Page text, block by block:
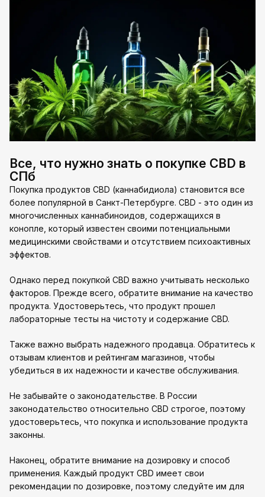
Все, что нужно знать о покупке CBD в
СПб
Покупка продуктов CBD (каннабидиола) становится все
более популярной в Санкт-Петербурге. CBD - это один из
многочисленных каннабиноидов, содержащихся в
конопле, который известен своими потенциальными
медицинскими свойствами и отсутствием психоактивных
эффектов.
Однако перед покупкой CBD важно учитывать несколько
факторов. Прежде всего, обратите внимание на качество
продукта. Удостоверьтесь, что продукт прошел
лабораторные тесты на чистоту и содержание CBD.
Также важно выбрать надежного продавца. Обратитесь к
отзывам клиентов и рейтингам магазинов, чтобы
убедиться в их надежности и качестве обслуживания.
Не забывайте о законодательстве. В России
законодательство относительно CBD строгое, поэтому
удостоверьтесь, что покупка и использование продукта
законны.
Наконец, обратите внимание на дозировку и способ
применения. Каждый продукт CBD имеет свои
рекомендации по дозировке, поэтому следуйте им для